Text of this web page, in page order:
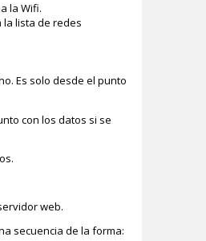
la Wifi.
la lista de redes
Es solo desde el punto
con los datos si se
web.
secuencia de la forma: